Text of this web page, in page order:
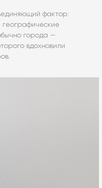
фактор:
города —
вдохновили